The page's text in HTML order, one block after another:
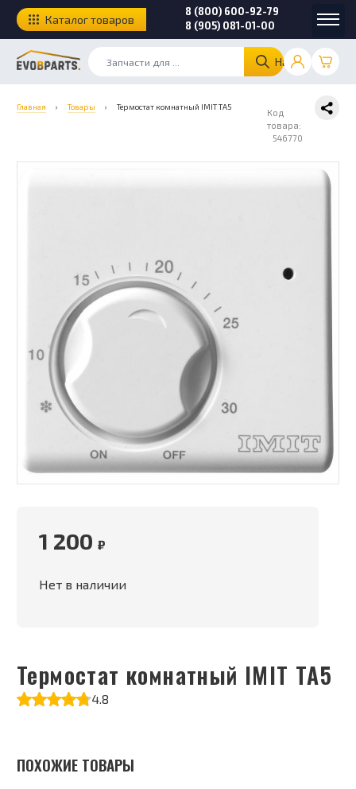
Найти
8 (800) 600-92-79
8 (905) 081-01-00
Каталог товаров
Главная › Товары › Термостат комнатный IMIT ТА5
Код
товара:
546770
Термостат комнатный IMIT ТА5
4.8
1 200 ₽
Нет в наличии
ПОХОЖИЕ ТОВАРЫ